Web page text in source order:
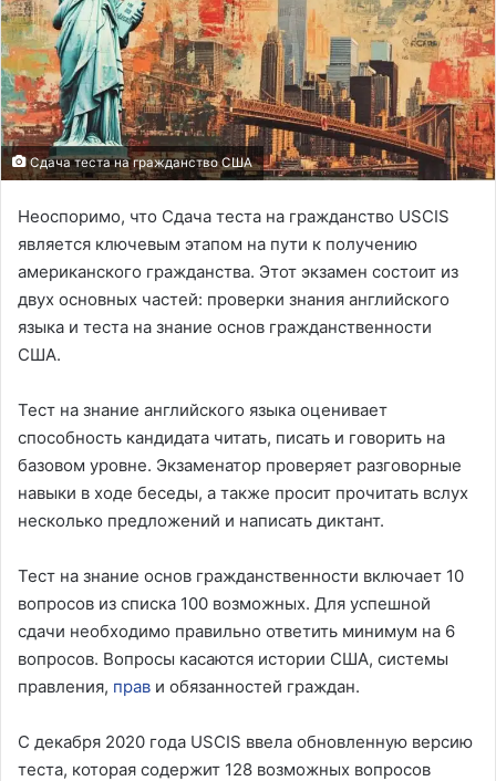
Cдача теста на гражданство США
Неоспоримо, что Cдача теста на гражданство USCIS
является ключевым этапом на пути к получению
американского гражданства. Этот экзамен состоит из
двух основных частей: проверки знания английского
языка и теста на знание основ гражданственности
США.
Тест на знание английского языка оценивает
способность кандидата читать, писать и говорить на
базовом уровне. Экзаменатор проверяет разговорные
навыки в ходе беседы, а также просит прочитать вслух
несколько предложений и написать диктант.
Тест на знание основ гражданственности включает 10
вопросов из списка 100 возможных. Для успешной
сдачи необходимо правильно ответить минимум на 6
вопросов. Вопросы касаются истории США, системы
правления, прав и обязанностей граждан.
С декабря 2020 года USCIS ввела обновленную версию
теста, которая содержит 128 возможных вопросов